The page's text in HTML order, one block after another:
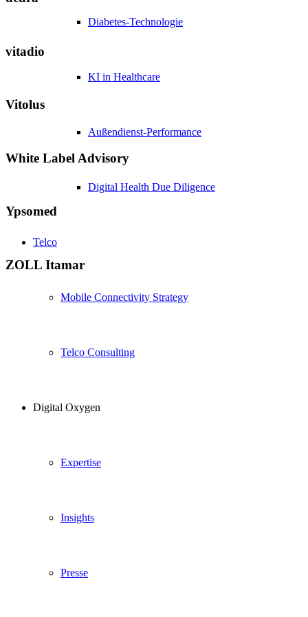
Diabetes-Technologie
KI in Healthcare
Außendienst-Performance
Digital Health Due Diligence
Telco
Mobile Connectivity Strategy
Telco Consulting
Digital Oxygen
Expertise
Insights
Presse
vitadio
Vitolus
White Label Advisory
Ypsomed
ZOLL Itamar